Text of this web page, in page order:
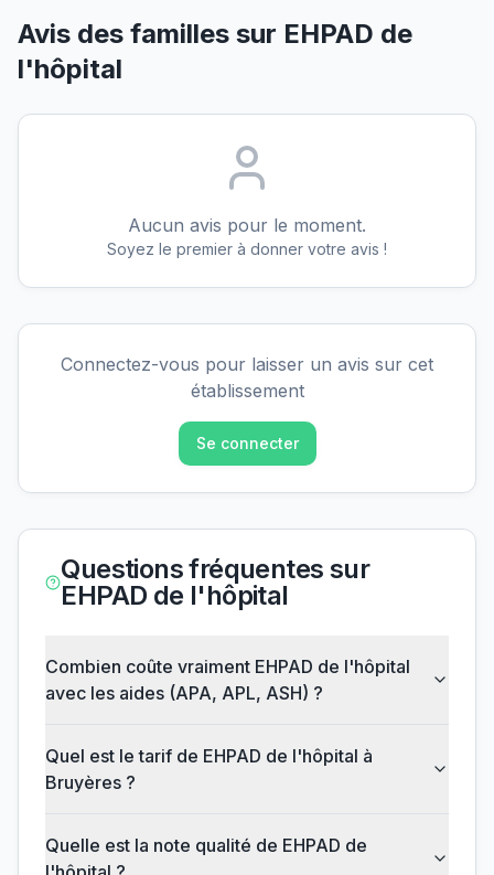
Avis des familles sur EHPAD de
l'hôpital
Aucun avis pour le moment.
Soyez le premier à donner votre avis !
Connectez-vous pour laisser un avis sur cet
établissement
Se connecter
Questions fréquentes sur
EHPAD de l'hôpital
Combien coûte vraiment EHPAD de l'hôpital
avec les aides (APA, APL, ASH) ?
Quel est le tarif de EHPAD de l'hôpital à
Bruyères ?
Quelle est la note qualité de EHPAD de